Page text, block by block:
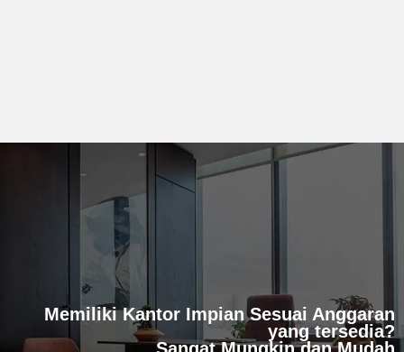
Memiliki Kantor Impian Sesuai Anggaran
yang tersedia?
Sangat Mungkin dan Mudah